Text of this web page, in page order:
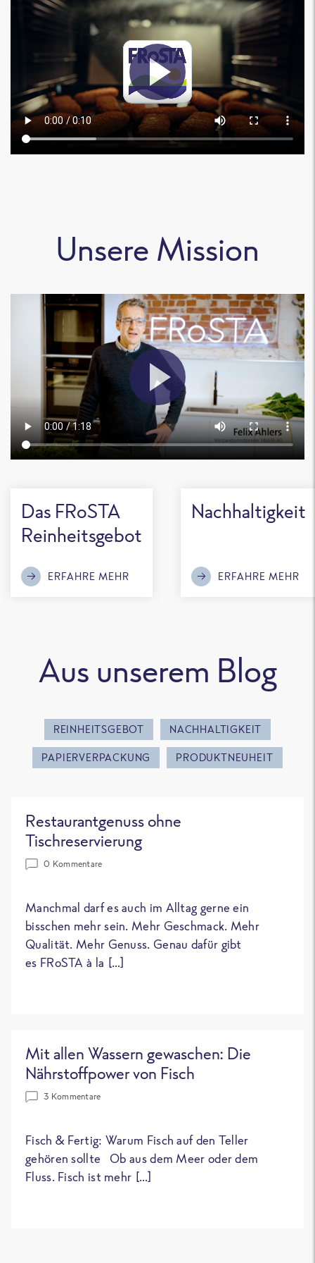
Unsere Mission
Das FRoSTA
Reinheitsgebot
ERFAHRE MEHR
Nachhaltigkeit
ERFAHRE MEHR
Aus unserem Blog
REINHEITSGEBOT NACHHALTIGKEIT
PAPIERVERPACKUNG PRODUKTNEUHEIT
Restaurantgenuss ohne
Tischreservierung
0 Kommentare
Manchmal darf es auch im Alltag gerne ein
bisschen mehr sein. Mehr Geschmack. Mehr
Qualität. Mehr Genuss. Genau dafür gibt
es FRoSTA à la […]
Mit allen Wassern gewaschen: Die
Nährstoffpower von Fisch
3 Kommentare
Fisch & Fertig: Warum Fisch auf den Teller
gehören sollte Ob aus dem Meer oder dem
Fluss. Fisch ist mehr […]